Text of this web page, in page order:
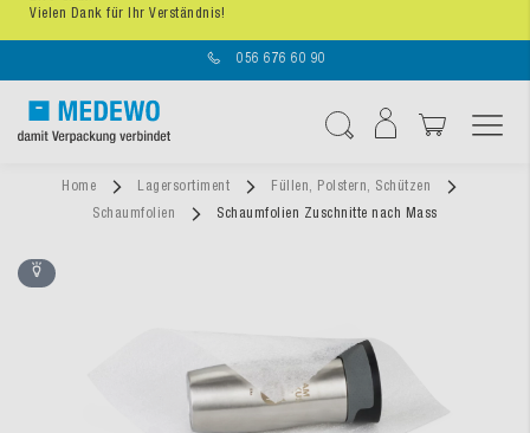
Vielen Dank für Ihr Verständnis!
056 676 60 90
Home Lagersortiment
Füllen, Polstern, Schützen
Schaumfolien
Schaumfolien Zuschnitte nach Mass